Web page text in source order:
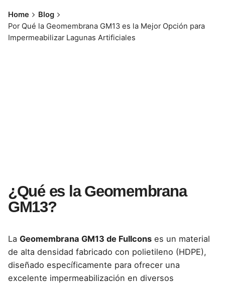
Home
Blog
Por Qué la Geomembrana GM13 es la Mejor Opción para
Impermeabilizar Lagunas Artificiales
¿Qué es la Geomembrana
GM13?
La Geomembrana GM13 de Fullcons es un material
de alta densidad fabricado con polietileno (HDPE),
diseñado específicamente para ofrecer una
excelente impermeabilización en diversos